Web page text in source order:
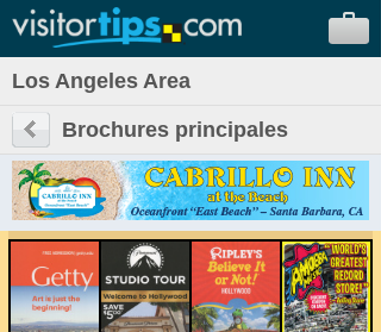
Los Angeles Area
Brochures principales